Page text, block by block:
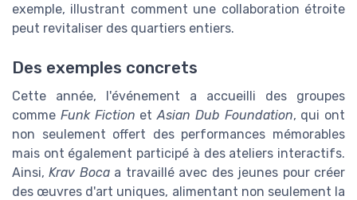
exemple, illustrant comment une collaboration étroite
peut revitaliser des quartiers entiers.
Des exemples concrets
Cette année, l'événement a accueilli des groupes
comme Funk Fiction et Asian Dub Foundation, qui ont
non seulement offert des performances mémorables
mais ont également participé à des ateliers interactifs.
Ainsi,Krav Bocaa travaillé avec des jeunes pour créer
des œuvres d'art uniques, alimentant non seulement la